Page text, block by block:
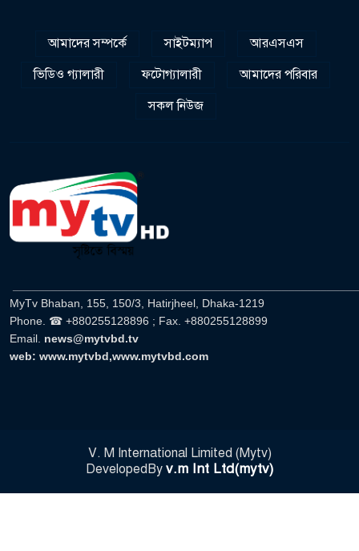
আমাদের সম্পর্কে সাইটম্যাপ
আরএসএস
ভিডিও গ্যালারী
ফটোগ্যালারী
আমাদের পরিবার
সকল নিউজ
MyTv Bhaban, 155, 150/3, Hatirjheel, Dhaka-1219
Phone. ☎ +880255128896 ; Fax. +880255128899
Email. news@mytvbd.tv
web: www.mytvbd,www.mytvbd.com
V. M International Limited (Mytv)
DevelopedBy v.m Int Ltd(mytv)